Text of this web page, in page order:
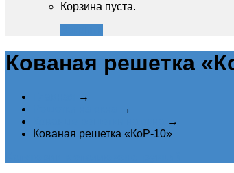
Корзина пуста.
Кованая решетка
→
→
→
Кованая решетка «КоР-10»‎